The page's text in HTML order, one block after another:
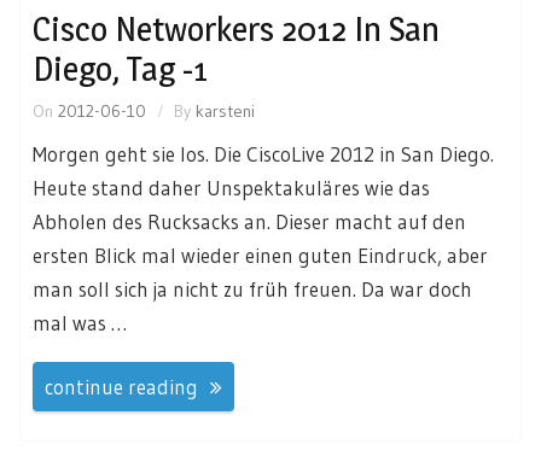
Cisco Networkers 2012 In San
Diego, Tag -1
On 2012-06-10 By karsteni
Morgen geht sie los. Die CiscoLive 2012 in San Diego.
Heute stand daher Unspektakuläres wie das
Abholen des Rucksacks an. Dieser macht auf den
ersten Blick mal wieder einen guten Eindruck, aber
man soll sich ja nicht zu früh freuen. Da war doch
mal was …
continue reading